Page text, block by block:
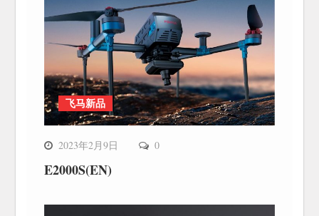
飞马新品
2023年2月9日 0
E2000S(EN)